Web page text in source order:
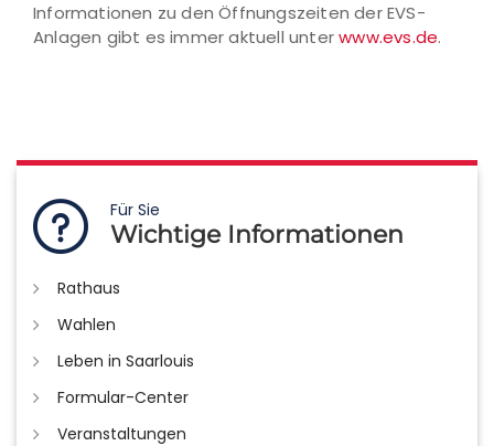
Informationen zu den Öffnungszeiten der EVS-
Anlagen gibt es immer aktuell unterwww.evs.de.
Für Sie
Wichtige Informationen
Rathaus
Wahlen
Leben in Saarlouis
Formular-Center
Veranstaltungen